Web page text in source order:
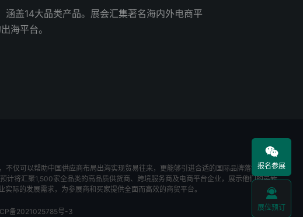
盖14大品类产品。展会汇集著名海内外电商平
海平台。
仅可以帮助中国供应商布局出海实现贸易往来，更能够引进合适的国际品牌落地中国市
将汇聚1,500家全品类的高品质供货商、跨境服务商及电商平台企业，展示他们的最新
际的发展需求，为参展商和买家提供全面而高效的商贸平台。
备2021025785号-3

报名参展

展位预订